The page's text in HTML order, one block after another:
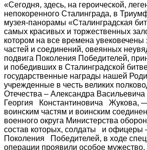
«Сегодня, здесь, на героической,
непокоренного Сталинграда, в
музея-панорамы «Сталинградская
самых красивых и торжественных
котором на все времена увековечены
частей и соединений, овеянных
подвига Поколения Победителей,
и победивших в Сталинградской
государственные награды нашей
учрежденные в честь великих
Отечества – Александра
Георгия Константиновича Жукова,
воинским частям и воинским
военного округа Министерства
состав которых, солдаты и офицеры
Поколения Победителей, в ходе
операции проявили особое мужество,